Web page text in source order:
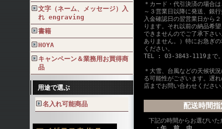
文字（ネーム、メッセージ）入
れ engraving
書籍
HOYA
キャンペーン＆業務用お買得商
品
用途で選ぶ
名入れ可能商品
＊カード・代引決済の場合
～３営業日以降に発送、銀
入金確認日の翌営業日から
ります。それ以前の納品希
できませんのでご了承下さ
ありません。）特にお急ぎ
ください。
TEL : 03-3843-1119まで
＊大雪、台風などの天候状
る可能性がございます。遅
店までお問い合わせくださ
配送時間
下記の時間からお選びいた